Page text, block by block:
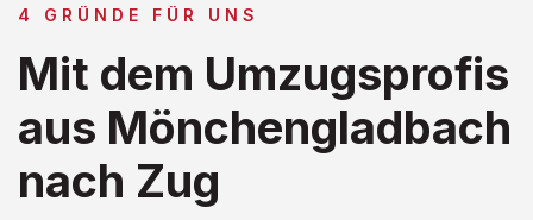
4 GRÜNDE FÜR UNS
Mit dem Umzugsprofis
aus Mönchengladbach
nach Zug